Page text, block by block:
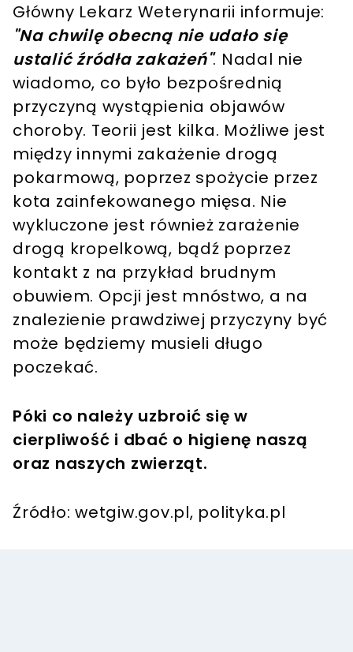
Główny Lekarz Weterynarii informuje:
"Na chwilę obecną nie udało się
ustalić źródła zakażeń". Nadal nie
wiadomo, co było bezpośrednią
przyczyną wystąpienia objawów
choroby. Teorii jest kilka. Możliwe jest
między innymi zakażenie drogą
pokarmową, poprzez spożycie przez
kota zainfekowanego mięsa. Nie
wykluczone jest również zarażenie
drogą kropelkową, bądź poprzez
kontakt z na przykład brudnym
obuwiem. Opcji jest mnóstwo, a na
znalezienie prawdziwej przyczyny być
może będziemy musieli długo
poczekać.
Póki co należy uzbroić się w
cierpliwość i dbać o higienę naszą
oraz naszych zwierząt.
Źródło: wetgiw.gov.pl, polityka.pl